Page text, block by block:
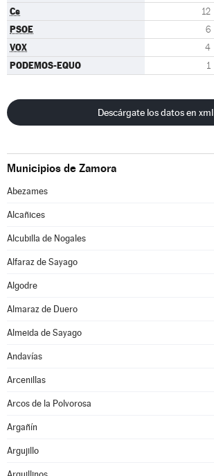
Cs 12
PSOE 6
VOX 4
PODEMOS-EQUO 1
Descárgate los datos en xml
Municipios de Zamora
Abezames
Alcañices
Alcubilla de Nogales
Alfaraz de Sayago
Algodre
Almaraz de Duero
Almeida de Sayago
Andavías
Arcenillas
Arcos de la Polvorosa
Argañín
Argujillo